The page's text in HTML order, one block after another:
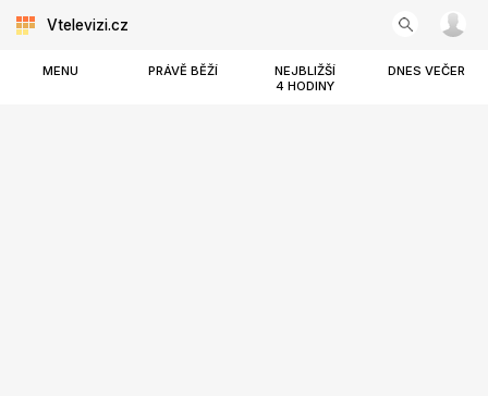
Vtelevizi.cz
MENU PRÁVĚ BĚŽÍ
NEJBLIŽŠÍ
4 HODINY
DNES VEČER